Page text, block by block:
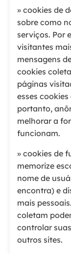
» cookies de
sobre como
serviços. Por
visitantes
mensagens
cookies
páginas
esses
portanto,
melhorar a
funcionam.
» cookies de
memorize
nome de
encontra) e
mais
coletam
controlar
outros sites.